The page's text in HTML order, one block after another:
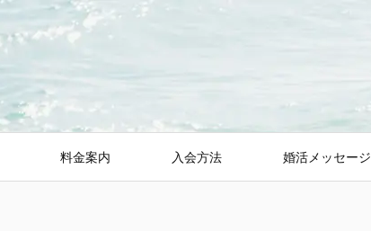
料金案内 入会方法 婚活メッセージ